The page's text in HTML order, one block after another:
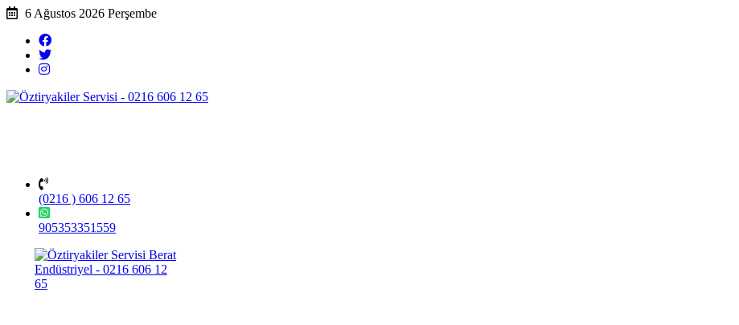
6 Ağustos 2026 Perşembe
(0216 ) 606 12 65
905353351559